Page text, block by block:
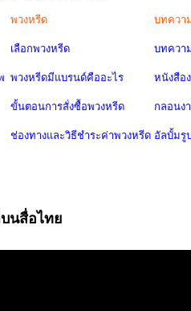
พวงหรีด
เลือกพวงหรีด
พวงหรีดมีแบรนด์คืออะไร
ขั้นตอนการสั่งซื้อพวงหรีด
ช่องทางและวิธีชำระค่าพวงหรีด
บทควา
บทควา
หนังสือ
กลอนง
อัลบั้มรูป
นสื่อไทย